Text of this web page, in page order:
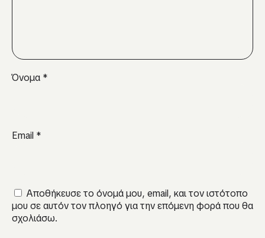
Όνομα *
Email *
Αποθήκευσε το όνομά μου, email, και τον ιστότοπο
μου σε αυτόν τον πλοηγό για την επόμενη φορά που θα
σχολιάσω.